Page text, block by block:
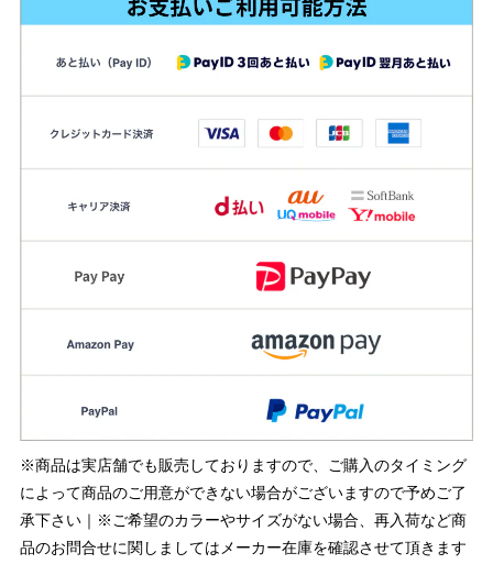
※商品は実店舗でも販売しておりますので、ご購入のタイミング
によって商品のご用意ができない場合がございますので予めご了
承下さい｜※ご希望のカラーやサイズがない場合、再入荷など商
品のお問合せに関しましてはメーカー在庫を確認させて頂きます